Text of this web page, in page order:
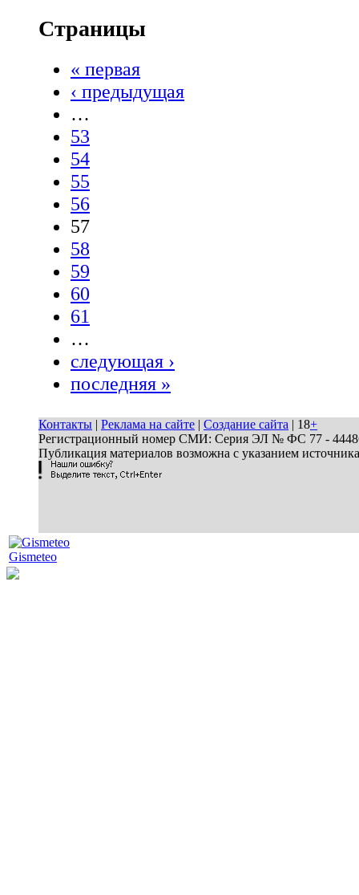
Страницы
« первая
‹ предыдущая
…
53
54
55
56
57
58
59
60
61
…
следующая ›
последняя »
Контакты | Реклама на сайте | Создание сайта | 18+
Регистрационный номер СМИ: Серия ЭЛ № ФС 77 - 44486
Публикация материалов возможна с указанием
Gismeteo